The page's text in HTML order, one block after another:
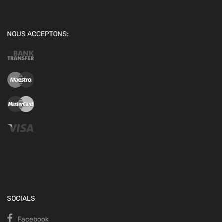
NOUS ACCEPTONS:
SOCIALS
Facebook